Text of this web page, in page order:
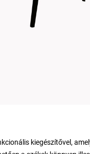
kiegészítővel,